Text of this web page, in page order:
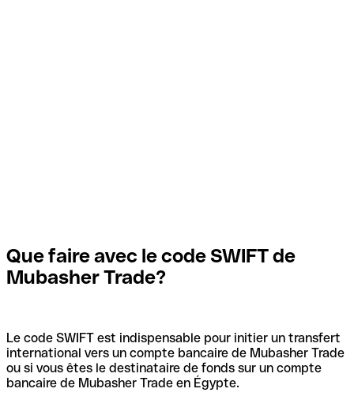
Que faire avec le code SWIFT de
Mubasher Trade?
Le code SWIFT est indispensable pour initier un transfert
international vers un compte bancaire de Mubasher Trade
ou si vous êtes le destinataire de fonds sur un compte
bancaire de Mubasher Trade en Égypte.